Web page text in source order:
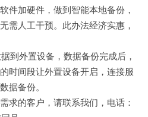
件加硬件，做到智能本地备份，
需人工干预。此办法经济实惠，
外置设备，数据备份完成后，
时间段让外置设备开启，连接服
据备份。
的客户，请联系我们，电话：